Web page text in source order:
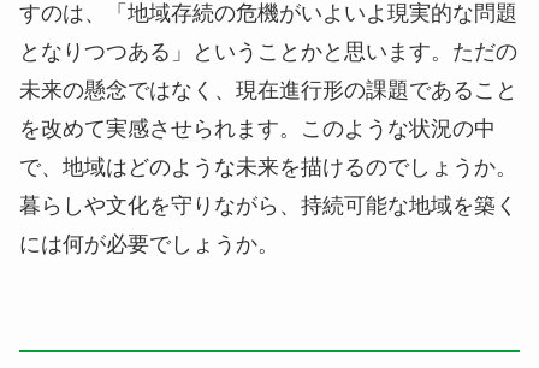
すのは、「地域存続の危機がいよいよ現実的な問題
となりつつある」ということかと思います。ただの
未来の懸念ではなく、現在進行形の課題であること
を改めて実感させられます。このような状況の中
で、地域はどのような未来を描けるのでしょうか。
暮らしや文化を守りながら、持続可能な地域を築く
には何が必要でしょうか。